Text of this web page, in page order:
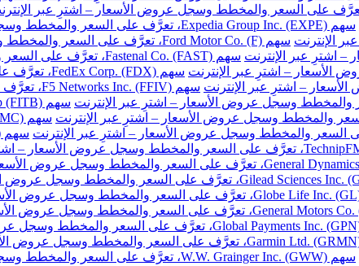
سهم Expedia Group Inc. (EXPE)، تعرَّف على السعر والمخطط وسجل عروض الأسعار – اشترِ عبر الإنترنت
سهم Ford Motor Co. (F)، تعرَّف على السعر والمخطط وسجل عروض الأسعار – اشترِ عبر الإنترنت
سهم Fastenal Co. (FAST)، تعرَّف على السعر والمخطط وسجل عروض الأسعار – اشترِ عبر الإنترنت
سهم FedEx Corp. (FDX)، تعرَّف على السعر والمخطط وسجل عروض الأسعار – اشترِ عبر الإنترنت
سهم F5 Networks Inc. (FFIV)، تعرَّف على السعر والمخطط وسجل عروض الأسعار – اشترِ عبر الإنترنت
سهم W.W. Grainger Inc. (GWW)، تعرَّف على السعر والمخطط وسجل عروض الأسعار – اشترِ عبر الإنترنت